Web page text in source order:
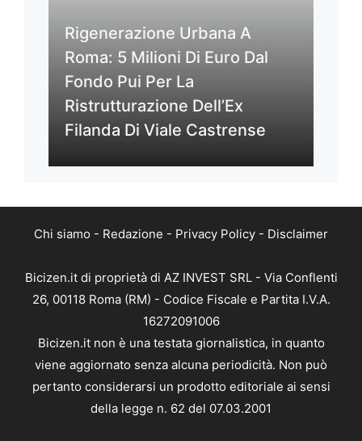
Rigenerazione Urbana A
Roma: 5 Milioni Di Euro Dal
Fondo Pui Per La
Ristrutturazione Dell’Ex
Filanda Di Viale Castrense
Chi siamo - Redazione - Privacy Policy - Disclaimer
Bicizen.it di proprietà di AZ INVEST SRL - Via Conflenti
26, 00118 Roma (RM) - Codice Fiscale e Partita I.V.A.
16272091006
Bicizen.it non è una testata giornalistica, in quanto
viene aggiornato senza alcuna periodicità. Non può
pertanto considerarsi un prodotto editoriale ai sensi
della legge n. 62 del 07.03.2001